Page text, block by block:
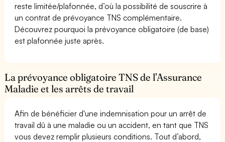
reste limitée/plafonnée, d’où la possibilité de souscrire à
un contrat de prévoyance TNS complémentaire.
Découvrez pourquoi la prévoyance obligatoire (de base)
est plafonnée juste après.
La prévoyance obligatoire TNS de l’Assurance
Maladie et les arrêts de travail
Afin de bénéficier d'une indemnisation pour un arrêt de
travail dû à une maladie ou un accident, en tant que TNS
vous devez remplir plusieurs conditions. Tout d’abord,